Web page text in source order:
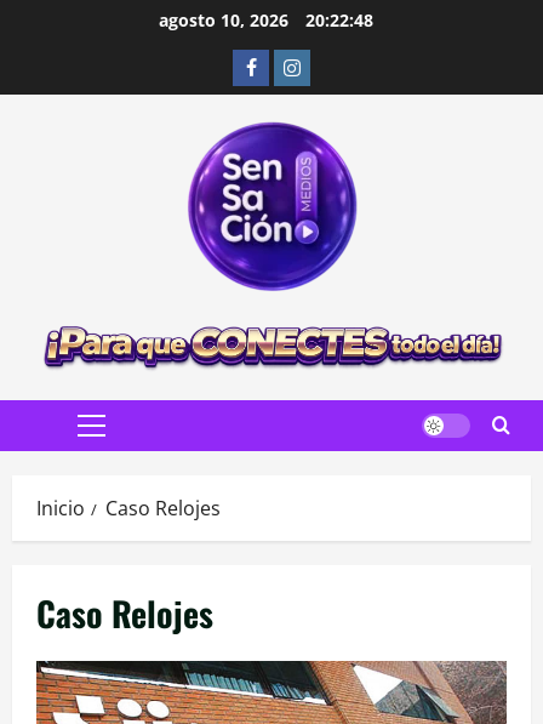
agosto 10, 2026 20:22:49
FacebookInstagram
Menú
Inicio Caso Relojes
Caso Relojes